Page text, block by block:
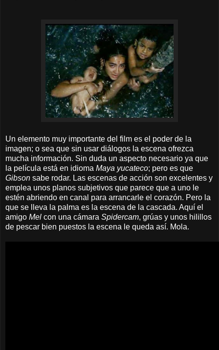
Un elemento muy importante del film es el poder de la
imagen; o sea que sin usar diálogos la escena ofrezca
mucha información. Sin duda un aspecto necesario ya que
la película está en idioma Maya yucateco; pero es que
Gibson sabe rodar. Las escenas de acción son excelentes y
emplea unos planos subjetivos que parece que a uno le
estén abriendo en canal para arrancarle el corazón. Pero la
que se lleva la palma es la escena de la cascada. Aquí el
amigo Mel con una cámara Spidercam, grúas y unos hilillos
de pescar bien puestos la escena le queda así. Mola.